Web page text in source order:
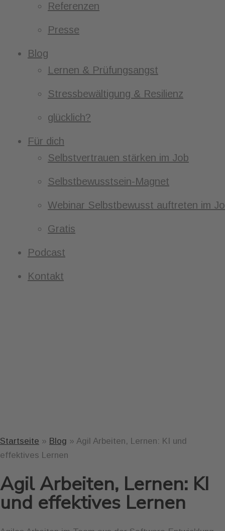
Referenzen
Presse
Blog
Lernen & Prüfungsangst
Stressbewältigung & Resilienz
glücklich?
Für dich
Selbstvertrauen stärken im Job
Selbstbewusstsein-Magnet
Webinar Selbstbewusst auftreten im
Gratis
Podcast
Kontakt
Startseite » Blog » Agil Arbeiten, Lernen: KI und
effektives Lernen
Agil Arbeiten, Lernen: KI
und effektives Lernen